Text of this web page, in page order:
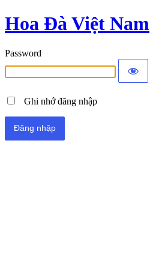
Hoa Đà Việt Nam
Password
Ghi nhớ đăng nhập